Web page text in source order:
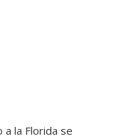
a la Florida se